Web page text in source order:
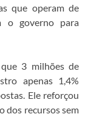
que operam de
o governo para
3 milhões de
apenas 1,4%
Ele reforçou
dos recursos sem